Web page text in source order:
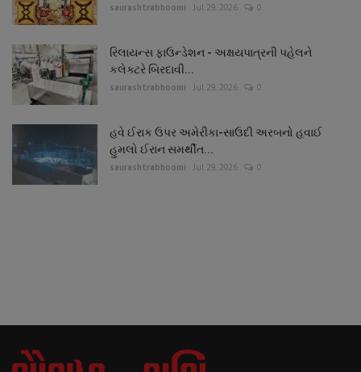
saurashtrabhoomi Jul 29, 2026 0
રિલાયન્સ ફાઉન્ડેશન - અક્ષયપાત્રની પહેલને
કલેક્ટરે બિરદાવી...
saurashtrabhoomi Jul 29, 2026 0
હવે ઈરાક ઉપર અમેરીકા-સાઉદી અરબનો હવાઈ
હુમલો ઈરાન સમર્થીત...
saurashtrabhoomi Jul 29, 2026 0